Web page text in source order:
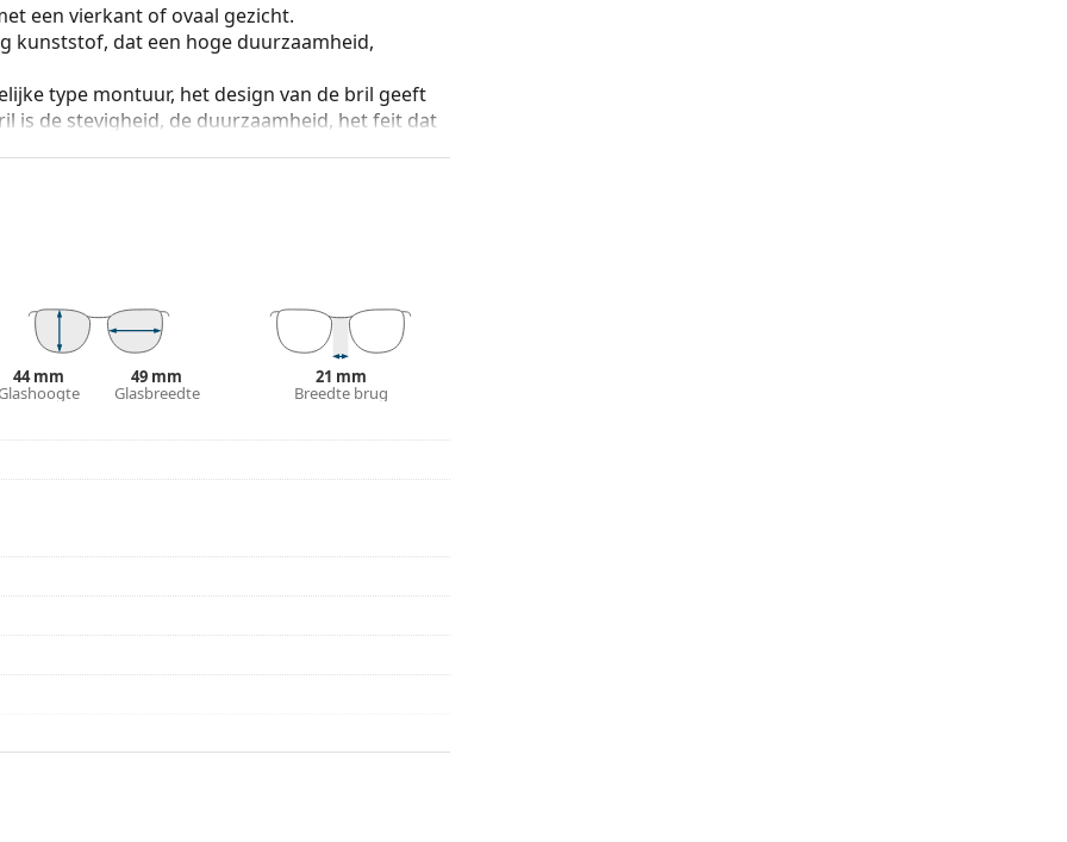
een vierkant of ovaal gezicht.
kunststof, dat een hoge duurzaamheid,
type montuur, het design van de bril geeft
is de stevigheid, de duurzaamheid, het feit dat
de koker en het ontwerp kunnen variëren.
verzorgen van zonnebrillen. Sommige
van een doekje.
of Bekijk onze brillengids
als je hulp nodig hebt
gebruik.
44 mm 49 mm
Glasbreedte
21 mm
Breedte brug